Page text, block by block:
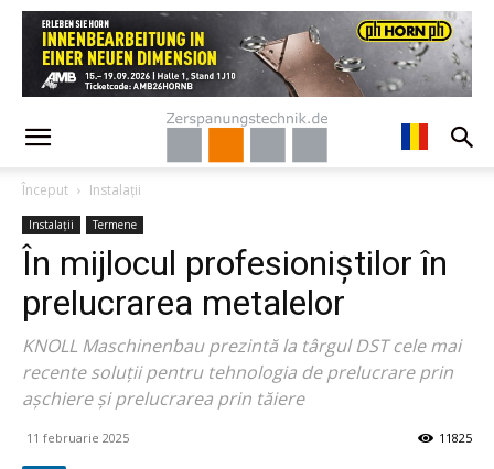
Început Instalații
Instalații Termene
În mijlocul profesioniștilor în
prelucrarea metalelor
KNOLL Maschinenbau prezintă la târgul DST cele mai
recente soluții pentru tehnologia de prelucrare prin
așchiere și prelucrarea prin tăiere
11 februarie 2025 11825